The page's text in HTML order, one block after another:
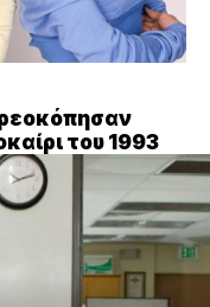
του 1993